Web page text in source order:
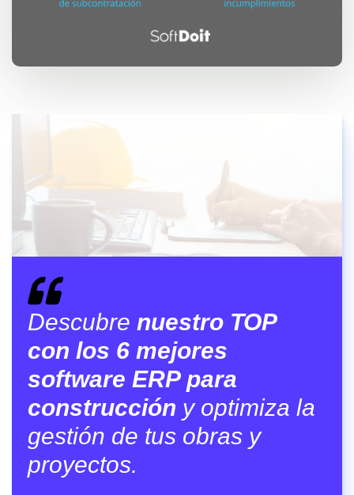
Descubre nuestro TOP
con los 6 mejores
software ERP para
construcción y optimiza la
gestión de tus obras y
proyectos.